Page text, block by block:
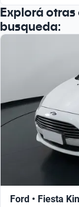
Explorá
busqueda:
Ford • Fiesta